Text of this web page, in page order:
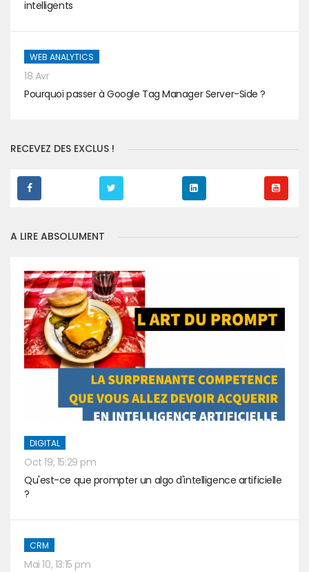
intelligents
WEB ANALYTICS
18 Avr
Pourquoi passer à Google Tag Manager Server-Side ?
RECEVEZ DES EXCLUS !
A LIRE ABSOLUMENT
DIGITAL
Oct 19, 15:29 pm
Qu'est-ce que prompter un algo d'intelligence artificielle
?
CRM
Mai 10, 13:15 pm